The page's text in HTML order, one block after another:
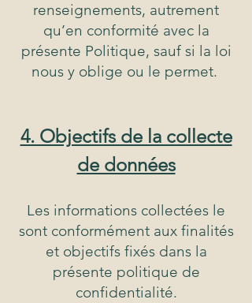
renseignements, autrement
qu’en conformité avec la
présente Politique, sauf si la loi
nous y oblige ou le permet.
4. Objectifs de la collecte
de données
Les informations collectées le
sont conformément aux finalités
et objectifs fixés dans la
présente politique de
confidentialité.